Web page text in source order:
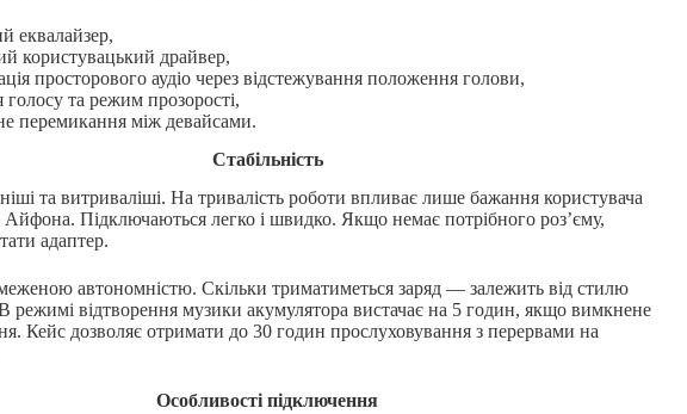
еквалайзер,
користувацький драйвер,
просторового аудіо через відстежування положення голови,
голосу та режим прозорості,
перемикання між девайсами.
Стабільність
та витриваліші. На тривалість роботи впливає лише бажання користувача
Айфона. Підключаються легко і швидко. Якщо немає потрібного роз’єму,
адаптер.
автономністю. Скільки триматиметься заряд — залежить від стилю
режимі відтворення музики акумулятора вистачає на 5 годин, якщо вимкнене
Кейс дозволяє отримати до 30 годин прослуховування з перервами на
Особливості підключення